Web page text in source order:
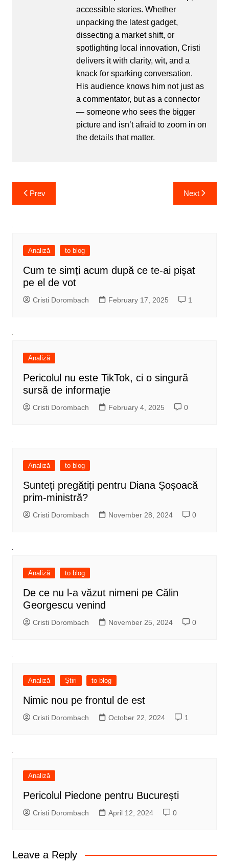
accessible stories. Whether
unpacking the latest gadget,
dissecting a market shift, or
spotlighting local innovation, Cristi
delivers it with clarity, wit, and a
knack for sparking conversation.
His audience knows him not just as
a commentator, but as a connector
— someone who sees the bigger
picture and isn’t afraid to zoom in on
the details that matter.
Post
navigation
Prev Next
Analiză to blog
Cum te simți acum după ce te-ai pișat
pe el de vot
Cristi Dorombach February 17, 2025 1
Analiză
Pericolul nu este TikTok, ci o singură
sursă de informație
Cristi Dorombach February 4, 2025 0
Analiză to blog
Sunteți pregătiți pentru Diana Șoșoacă
prim-ministră?
Cristi Dorombach November 28, 2024 0
Analiză to blog
De ce nu l-a văzut nimeni pe Călin
Georgescu venind
Cristi Dorombach November 25, 2024 0
Analiză Știri to blog
Nimic nou pe frontul de est
Cristi Dorombach October 22, 2024 1
Analiză
Pericolul Piedone pentru București
Cristi Dorombach April 12, 2024 0
Leave a Reply